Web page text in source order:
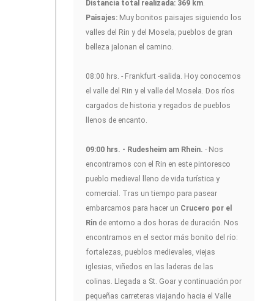
Distancia total realizada: 369 km
Paisajes: Muy bonitos paisajes siguiendo los
valles del Rin y del Mosela; pueblos de gran
belleza jalonan el camino.
08:00 hrs. - Frankfurt -salida. Hoy conocemos
el valle del Rin y el valle del Mosela. Dos ríos
cargados de historia y regados de pueblos
llenos de encanto.
09:00 hrs. - Rudesheim am Rhein. - Nos
encontramos con el Rin en este pintoresco
pueblo medieval lleno de vida turística y
comercial. Tras un tiempo para pasear
embarcamos para hacer un Crucero por el
Rin de entorno a dos horas de duración. Nos
encontramos en el sector más bonito del río:
fortalezas, pueblos medievales, viejas
iglesias, viñedos en las laderas de las
colinas. Llegada a St. Goar y continuación por
pequeñas carreteras viajando hacia el Valle